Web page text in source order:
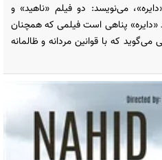
می‌نویسد: دو فیلم «ناهید» و
«دایره» پناهی است فیلمی که همچنان
که با قوانین مردانه و ظالمانه